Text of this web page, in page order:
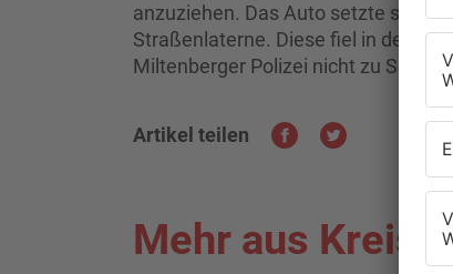
anzuziehen. Das Auto setzte sich
Straßenlaterne. Diese fiel in den
Miltenberger Polizei nicht zu
Artikel teilen
Mehr aus Kreis